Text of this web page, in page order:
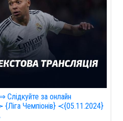
за онлайн
{Ліга Чемпіонів} ≺{05.11.2024}